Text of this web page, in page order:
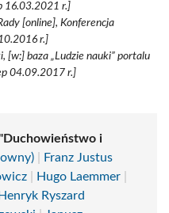
16.03.2021 r.]
[online], Konferencja
r.]
[w:] baza „Ludzie nauki” portalu
04.09.2017 r.]
i
Franz Justus
Hugo Laemmer
Henryk Ryszard